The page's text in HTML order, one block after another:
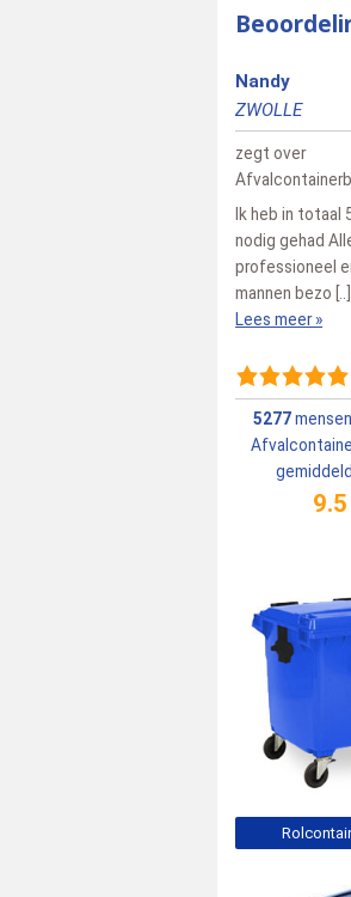
Nandy
ZWOLLE
zegt over
Ik heb in totaal
nodig gehad
professioneel
mannen bezo [..]
Lees meer »
5277
9.5